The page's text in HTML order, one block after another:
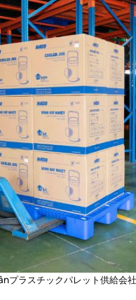
プラスチックパレット供給会社